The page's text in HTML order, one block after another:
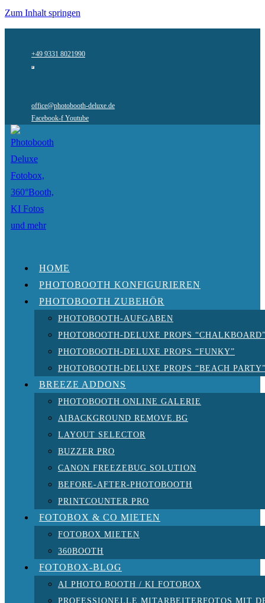
Zum Inhalt springen
+49 9331 8021990
office@photobooth-deluxe.de
Facebook-f Youtube
HOME
PHOTOBOOTH KONFIGURIEREN
PHOTOBOOTH ZUBEHÖR
PHOTOBOOTH-AUFGABEN
PHOTOBOOTH-DELUXE PROPS
PHOTOBOOTH-DELUXE PROPS “FUNKY”
PHOTOBOOTH-DELUXE PROPS “BEACH
BREEZE ADDONS
PHOTOBOOTH ONLINE GALERIE
AIBACKGROUND REMOVE.BG
LAYOUT SELECTOR
BUZZER PRO
CANON FREEZEBUG SOLUTION
BEFORE-AFTER-PHOTOBOOTH
PRINTCOUNTER PRO
FOTOBOX & CO MIETEN
FOTOBOX MIETEN
360BOOTH
FOTOBOX-BLOG
AI PHOTO BOOTH / KI FOTOBOX
PROFESSIONELLE MITARBEITERFOTOS MIT